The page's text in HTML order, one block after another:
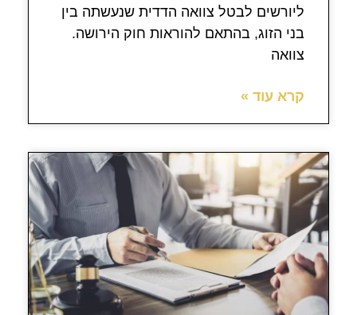
ליורשים לבטל צוואה הדדית שנעשתה בין
בני הזוג, בהתאם להוראות חוק הירושה.
צוואה
קרא עוד »